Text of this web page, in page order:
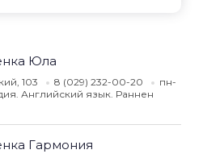
Юла
103 8 (029) 232-00-20
пн-
Английский язык. Раннен
Гармония